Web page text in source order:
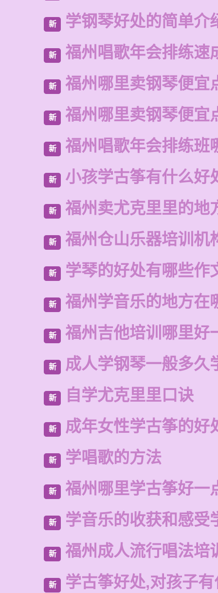
新 学钢琴好处的简单介
新 福州唱歌年会排练速
新 福州哪里卖钢琴便宜
新 福州哪里卖钢琴便宜
新 福州唱歌年会排练班
新 小孩学古筝有什么好
新 福州卖尤克里里的地
新 福州仓山乐器培训机
新 学琴的好处有哪些作
新 福州学音乐的地方在
新 福州吉他培训哪里好
新 成人学钢琴一般多久
新 自学尤克里里口诀
新 成年女性学古筝的好
新 学唱歌的方法
新 福州哪里学古筝好一
新 学音乐的收获和感受
新 福州成人流行唱法培
新 学古筝好处,对孩子